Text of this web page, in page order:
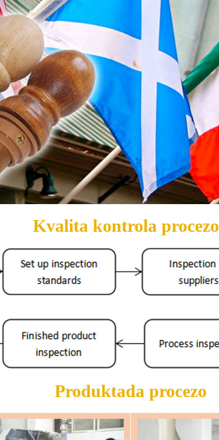
Kvalita kontrola procezo
Produktada procezo